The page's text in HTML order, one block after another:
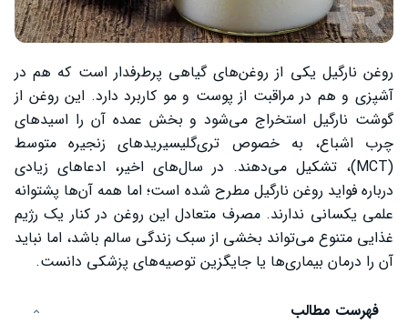
روغن نارگیل یکی از روغن‌های گیاهی پرطرفدار است که هم در
آشپزی و هم در مراقبت از پوست و مو کاربرد دارد. این روغن از
گوشت نارگیل استخراج می‌شود و بخش عمده آن را اسیدهای
چرب اشباع، به خصوص تری‌گلیسیریدهای زنجیره متوسط
(MCT)، تشکیل می‌دهند. در سال‌های اخیر، ادعاهای زیادی
درباره فواید روغن نارگیل مطرح شده است؛ اما همه آن‌ها پشتوانه
علمی یکسانی ندارند. مصرف متعادل این روغن در کنار یک رژیم
غذایی متنوع می‌تواند بخشی از سبک زندگی سالم باشد، اما نباید
آن را درمان بیماری‌ها یا جایگزین توصیه‌های پزشکی دانست.
فهرست مطالب